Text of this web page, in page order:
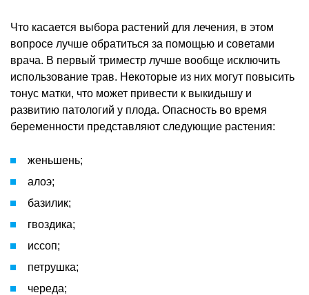
Что касается выбора растений для лечения, в этом
вопросе лучше обратиться за помощью и советами
врача. В первый триместр лучше вообще исключить
использование трав. Некоторые из них могут повысить
тонус матки, что может привести к выкидышу и
развитию патологий у плода. Опасность во время
беременности представляют следующие растения:
женьшень;
алоэ;
базилик;
гвоздика;
иссоп;
петрушка;
череда;